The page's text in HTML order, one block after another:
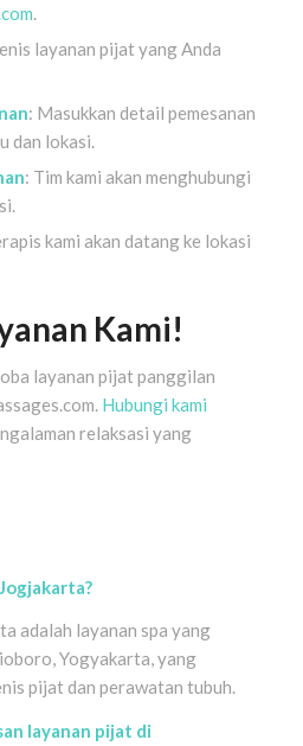
.
layanan pijat yang Anda
: Masukkan detail pemesanan
dan lokasi.
: Tim kami akan menghubungi
kami akan datang ke lokasi
Kami!
layanan pijat panggilan
Hubungi kami
relaksasi yang
adalah layanan spa yang
Yogyakarta, yang
pijat dan perawatan tubuh.
layanan pijat di